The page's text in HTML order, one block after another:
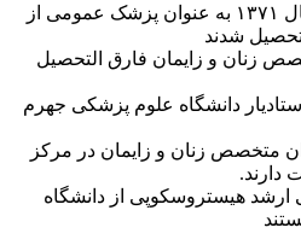
خانم دکتر زهرا زارعیان در سال ۱۳۷۱ به عنوان پزشک عمومی از
شدند
متخصص زنان و زایمان فارق التحصیل
ایشان از سال ۱۳۷۶ تا ۱۳۸۴ استادیار دانشگاه علوم پزشکی جهرم
به عنوان متخصص زنان و زایمان در مرکز
هیستروسکوپی از دانشگاه